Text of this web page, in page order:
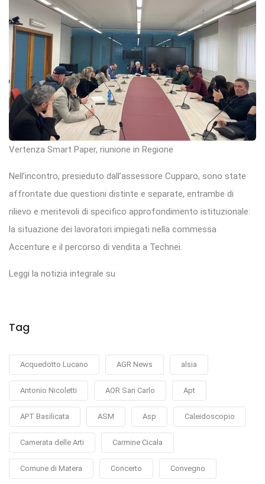
Vertenza Smart Paper, riunione in Regione
Nell’incontro, presieduto dall’assessore Cupparo, sono state
affrontate due questioni distinte e separate, entrambe di
rilievo e meritevoli di specifico approfondimento istituzionale:
la situazione dei lavoratori impiegati nella commessa
Accenture e il percorso di vendita a Technei.
Leggi la notizia integrale su
Tag
Acquedotto Lucano AGR News alsia
Antonio Nicoletti AOR San Carlo Apt
APT Basilicata ASM Asp Caleidoscopio
Camerata delle Arti Carmine Cicala
Comune di Matera Concerto Convegno